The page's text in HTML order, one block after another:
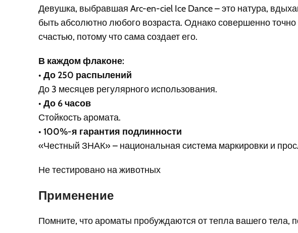
Девушка, выбравшая Arc-en-ciel Ice Dance – это натура,
быть абсолютно любого возраста. Однако совершенно
счастью, потому что сама создает его.
В каждом флаконе:
• До 250 распылений
До 3 месяцев регулярного использования.
• До 6 часов
Стойкость аромата.
• 100%-я гарантия подлинности
«Честный ЗНАК» – национальная система маркировки и
Не тестировано на животных
Применение
Помните, что ароматы пробуждаются от тепла вашего тела,